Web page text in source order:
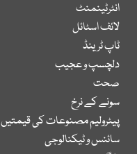
انٹرٹینمنٹ
لائف اسٹائل
ٹاپ ٹرینڈ
دلچسپ و عجیب
صحت
سونے کے نرخ
پیٹرولیم مصنوعات کی قیمتیں
سائنس و ٹیکنالوجی